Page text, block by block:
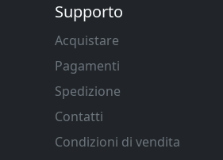
Supporto
Acquistare
Pagamenti
Spedizione
Contatti
Condizioni di vendita